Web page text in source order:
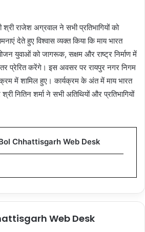
राजेश अग्रवाल ने सभी प्रतिभागियों को
देते हुए विश्वास व्यक्त किया कि माय भारत
युवाओं को जागरूक, सक्षम और राष्ट्र निर्माण में
प्रेरित करेंगे। इस अवसर पर रायपुर नगर निगम
में शामिल हुए। कार्यक्रम के अंत में माय भारत
नितिन शर्मा ने सभी अतिथियों और प्रतिभागियों
Chhattisgarh Web Desk
Web Desk